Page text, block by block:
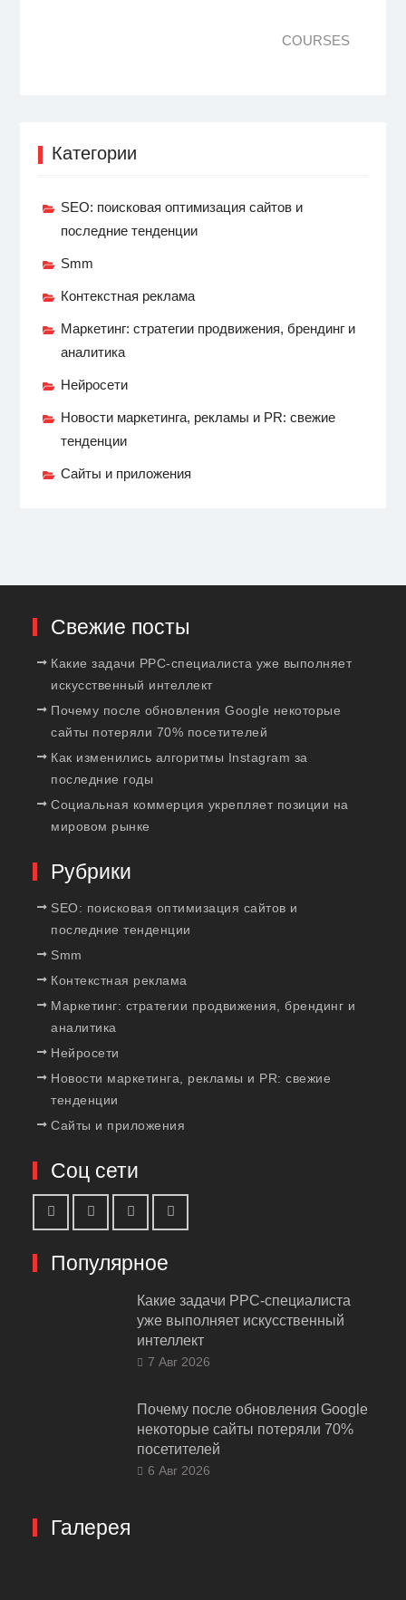
COURSES
Категории
SEO: поисковая оптимизация сайтов и
последние тенденции
Smm
Контекстная реклама
Маркетинг: стратегии продвижения, брендинг и
аналитика
Нейросети
Новости маркетинга, рекламы и PR: свежие
тенденции
Сайты и приложения
Свежие посты
Какие задачи PPC-специалиста уже выполняет
искусственный интеллект
Почему после обновления Google некоторые
сайты потеряли 70% посетителей
Как изменились алгоритмы Instagram за
последние годы
Социальная коммерция укрепляет позиции на
мировом рынке
Рубрики
SEO: поисковая оптимизация сайтов и
последние тенденции
Smm
Контекстная реклама
Маркетинг: стратегии продвижения, брендинг и
аналитика
Нейросети
Новости маркетинга, рекламы и PR: свежие
тенденции
Сайты и приложения
Соц сети
Популярное
Какие задачи PPC-специалиста
уже выполняет искусственный
интеллект
7 Авг 2026
Почему после обновления Google
некоторые сайты потеряли 70%
посетителей
6 Авг 2026
Галерея